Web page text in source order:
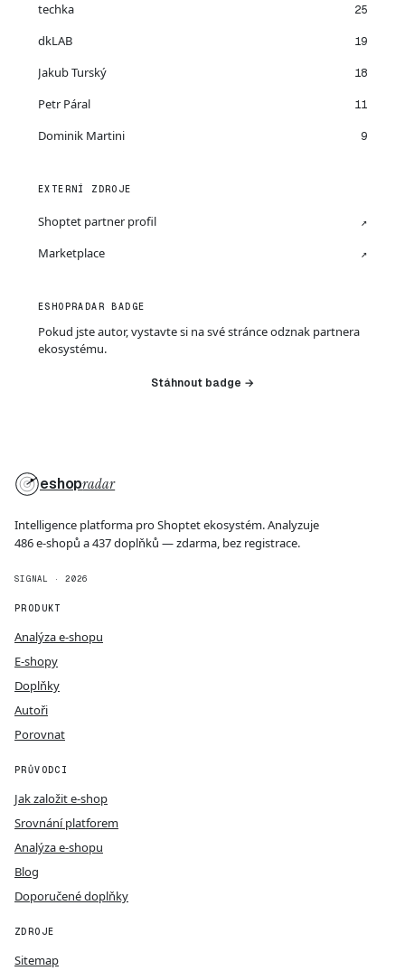
techka 25
dkLAB 19
Jakub Turský 18
Petr Páral 11
Dominik Martini 9
EXTERNÍ ZDROJE
Shoptet partner profil ↗
Marketplace ↗
ESHOPRADAR BADGE
Pokud jste autor, vystavte si na své stránce odznak partnera
ekosystému.
Stáhnout badge →
eshopradar
Intelligence platforma pro Shoptet ekosystém. Analyzuje
486 e-shopů a 437 doplňků — zdarma, bez registrace.
SIGNAL · 2026
PRODUKT
Analýza e-shopu
E-shopy
Doplňky
Autoři
Porovnat
PRŮVODCI
Jak založit e-shop
Srovnání platforem
Analýza e-shopu
Blog
Doporučené doplňky
ZDROJE
Sitemap